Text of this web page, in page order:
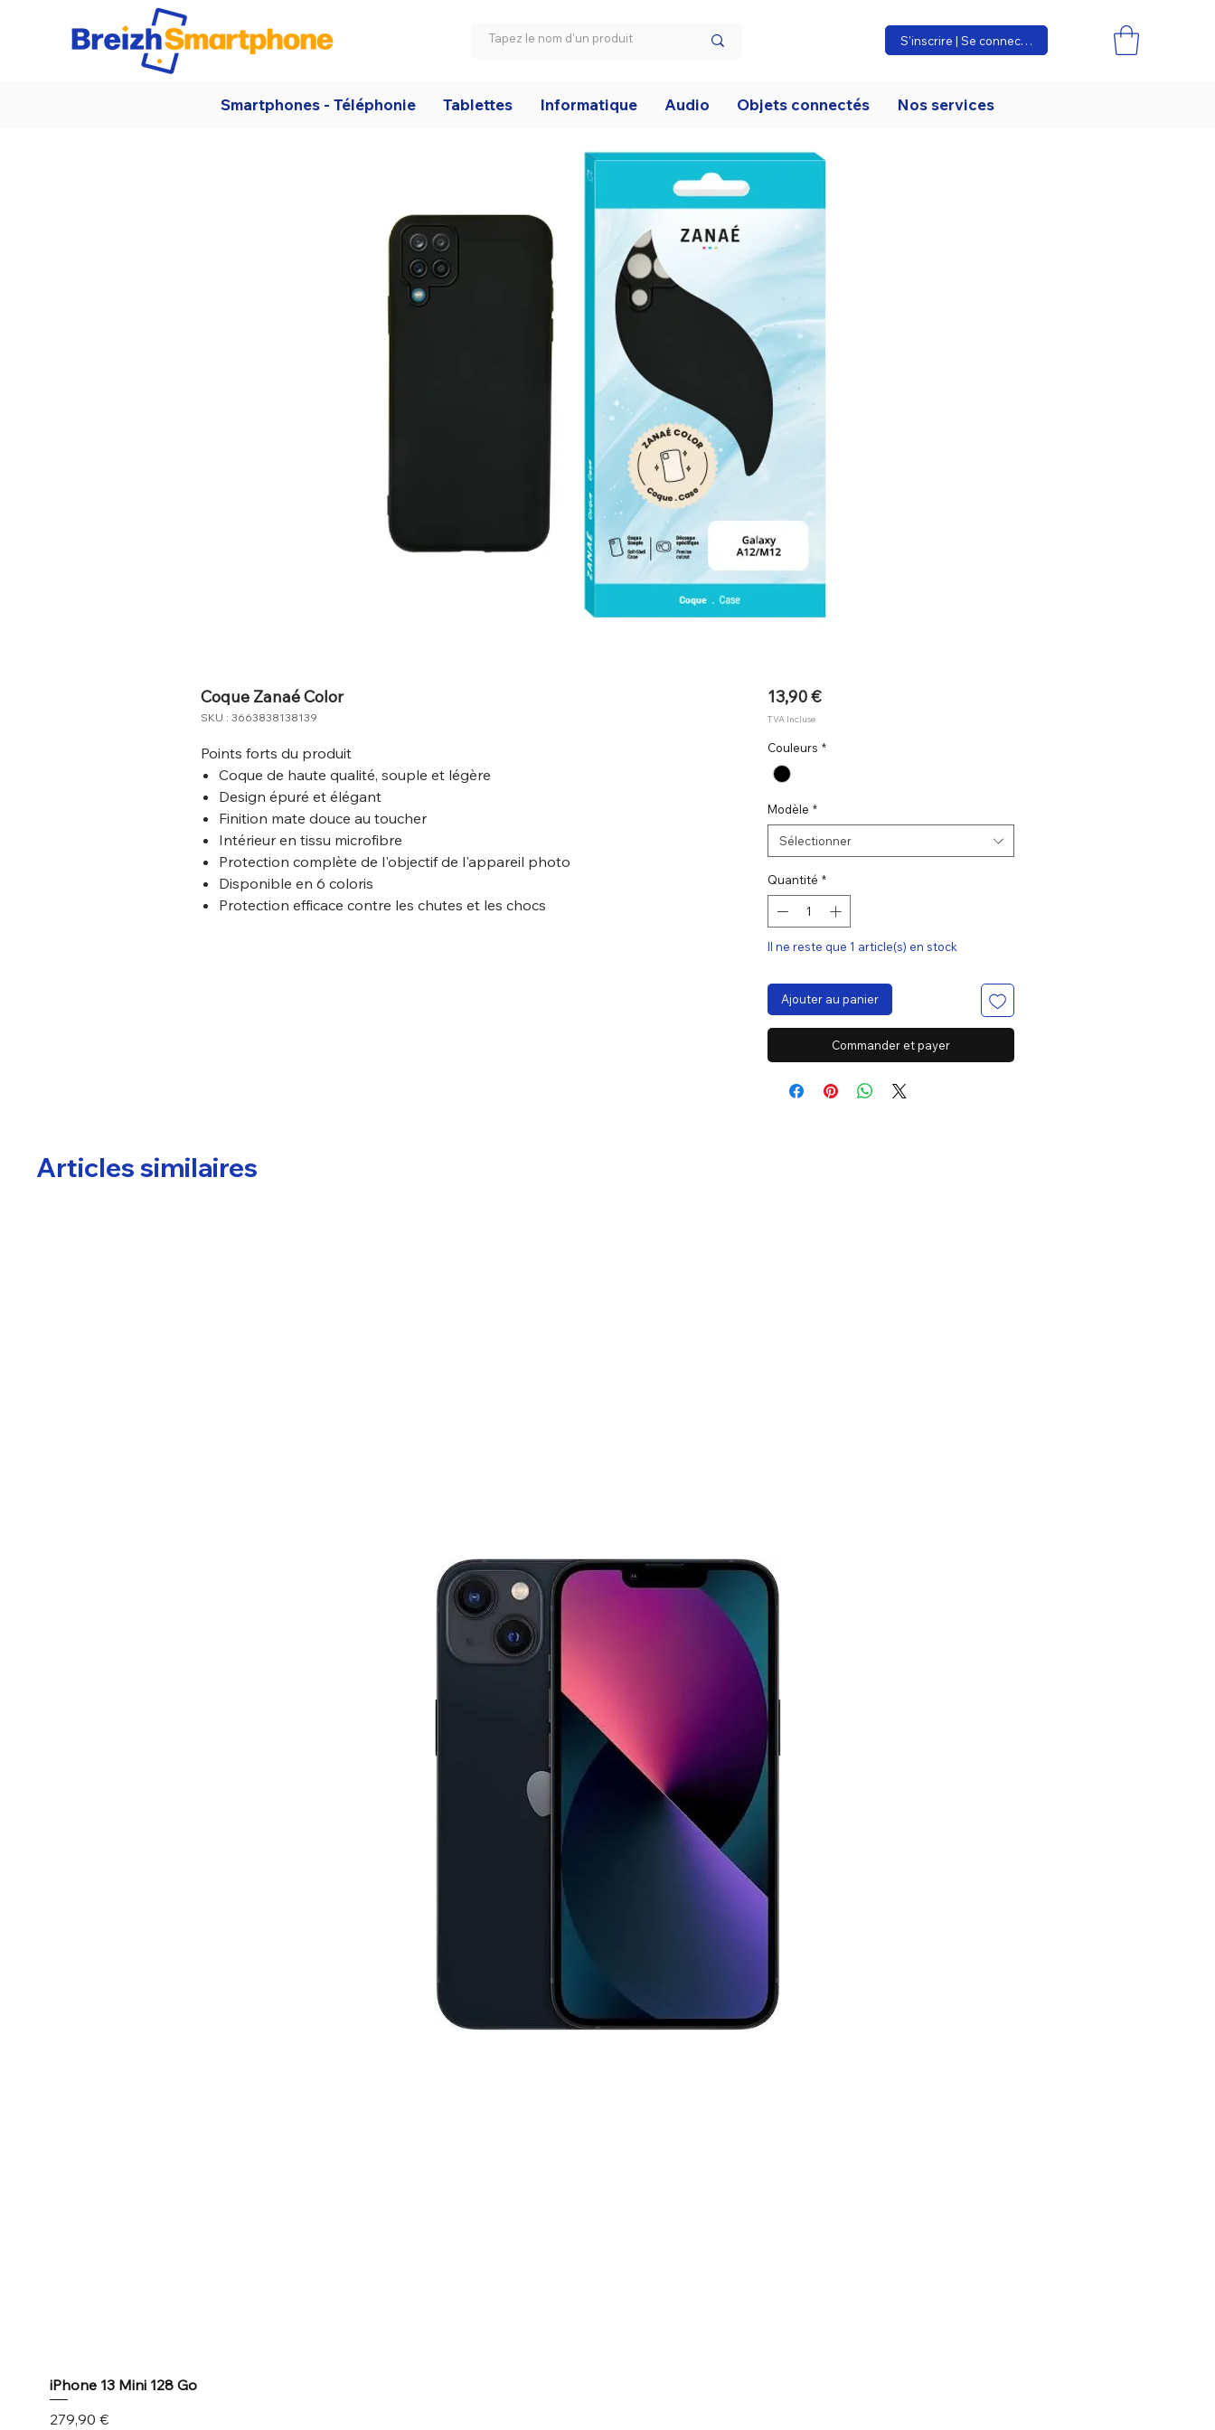
S'inscrire | Se connecter
Smartphones - Téléphonie Tablettes Informatique Audio Objets connectés Nos services
Coque Zanaé Color
SKU : 3663838138139
Points forts du produit
Coque de haute qualité, souple et légère
Design épuré et élégant
Finition mate douce au toucher
Intérieur en tissu microfibre
Protection complète de l'objectif de l'appareil photo
Disponible en 6 coloris
Protection efficace contre les chutes et les chocs
13,90 €Prix
TVA Incluse
Couleurs *
Modèle *
Sélectionner
Quantité *
Il ne reste que 1 article(s) en stock
Ajouter au panier
Commander et payer
Articles similaires
iPhone 13 Mini 128 Go
Prix
279,90 €